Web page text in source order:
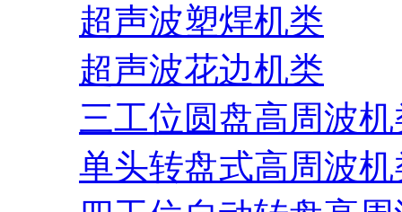
超声波塑焊机类
超声波花边机类
三工位圆盘高周波机
单头转盘式高周波机